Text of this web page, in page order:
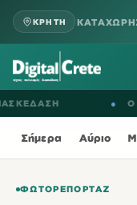
ΚΡΗΤΗ
Ο
Σήμερα Αύριο
ΦΩΤΟΡΕΠΟΡΤΆΖ